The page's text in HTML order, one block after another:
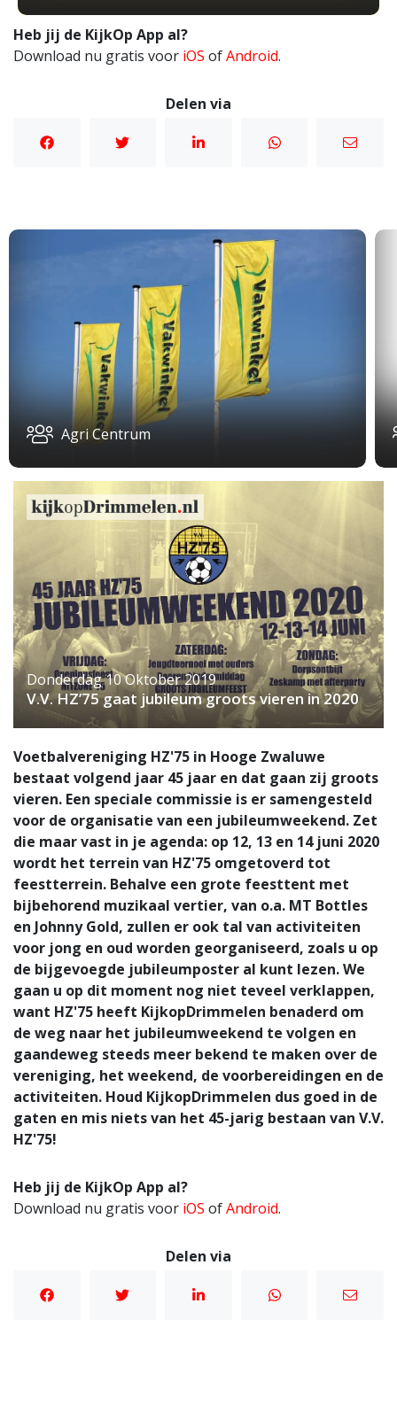
Heb jij de KijkOp App al?
Download nu gratis voor iOS ofAndroid.
Delen via
Agri Centrum
Donderdag 10 Oktober 2019
V.V. HZ’75 gaat jubileum groots vieren in 2020
Voetbalvereniging HZ'75 in Hooge Zwaluwe
bestaat volgend jaar 45 jaar en dat gaan zij groots
vieren. Een speciale commissie is er samengesteld
voor de organisatie van een jubileumweekend. Zet
die maar vast in je agenda: op 12, 13 en 14 juni 2020
wordt het terrein van HZ'75 omgetoverd tot
feestterrein. Behalve een grote feesttent met
bijbehorend muzikaal vertier, van o.a. MT Bottles
en Johnny Gold, zullen er ook tal van activiteiten
voor jong en oud worden georganiseerd, zoals u op
de bijgevoegde jubileumposter al kunt lezen. We
gaan u op dit moment nog niet teveel verklappen,
want HZ'75 heeft KijkopDrimmelen benaderd om
de weg naar het jubileumweekend te volgen en
gaandeweg steeds meer bekend te maken over de
vereniging, het weekend, de voorbereidingen en de
activiteiten. Houd KijkopDrimmelen dus goed in de
gaten en mis niets van het 45-jarig bestaan van V.V.
HZ'75!
Heb jij de KijkOp App al?
Download nu gratis voor iOS ofAndroid.
Delen via